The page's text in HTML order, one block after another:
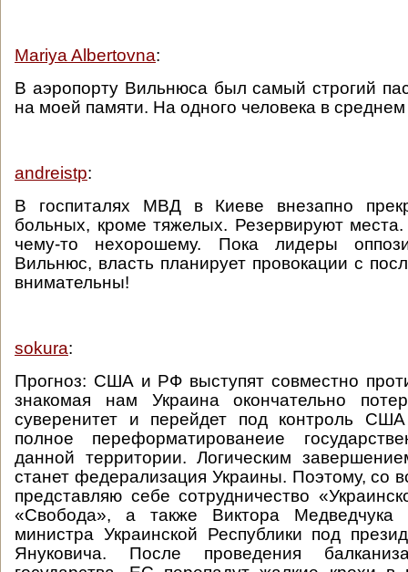
Mariya Albertovna:
В аэропорту Вильнюса был самый строгий
на моей памяти. На одного человека в
andreistp:
В госпиталях МВД в Киеве внезапно
больных, кроме тяжелых. Резервируют места.
чему-то нехорошему. Пока лидеры
Вильнюс, власть планирует провокации с
внимательны!
sokura:
Прогноз: США и РФ выступят совместно
знакомая нам Украина окончательно
суверенитет и перейдет под контроль
полное переформатированеие
данной территории. Логическим
станет федерализация Украины. Поэтому, со
представляю себе сотрудничество
«Свобода», а также Виктора
министра Украинской Республики под
Януковича. После проведения